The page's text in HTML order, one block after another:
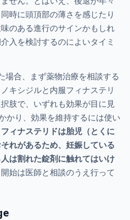
時に頭頂部の薄さを感じたり
のある進行のサインかもしれ
入を検討するのによいタイミ
場合、まず薬物治療を相談する
キシジルと内服フィナステリ
肢で、いずれも効果が目に見
かり、効果を維持するには使い
フィナステリドは胎児（とくに
れがあるため、妊娠している
は割れた錠剤に触れてはいけ
始は医師と相談のうえ行って